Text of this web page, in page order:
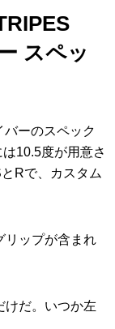
スペッ
バーのスペック
10.5度が用意さ
Rで、カスタム
リップが含まれ
けだ。いつか左